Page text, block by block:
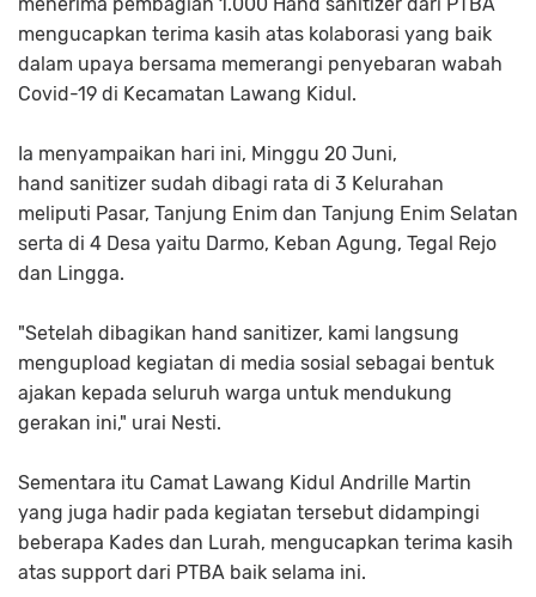
mengucapkan terima kasih atas kolaborasi yang baik
dalam upaya bersama memerangi penyebaran wabah
Covid-19 di Kecamatan Lawang Kidul.
Ia menyampaikan hari ini, Minggu 20 Juni,
hand sanitizer sudah dibagi rata di 3 Kelurahan
meliputi Pasar, Tanjung Enim dan Tanjung Enim Selatan
serta di 4 Desa yaitu Darmo, Keban Agung, Tegal Rejo
dan Lingga.
"Setelah dibagikan hand sanitizer, kami langsung
mengupload kegiatan di media sosial sebagai bentuk
ajakan kepada seluruh warga untuk mendukung
gerakan ini," urai Nesti.
Sementara itu Camat Lawang Kidul Andrille Martin
yang juga hadir pada kegiatan tersebut didampingi
beberapa Kades dan Lurah, mengucapkan terima kasih
atas support dari PTBA baik selama ini.